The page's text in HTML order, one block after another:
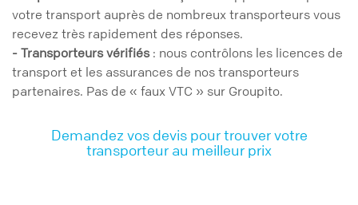
votre transport auprès de nombreux transporteurs vous
recevez très rapidement des réponses.
- Transporteurs vérifiés: nous contrôlons les licences de
transport et les assurances de nos transporteurs
partenaires. Pas de « faux VTC » sur Groupito.
Demandez vos devis pour trouver votre
transporteur au meilleur prix